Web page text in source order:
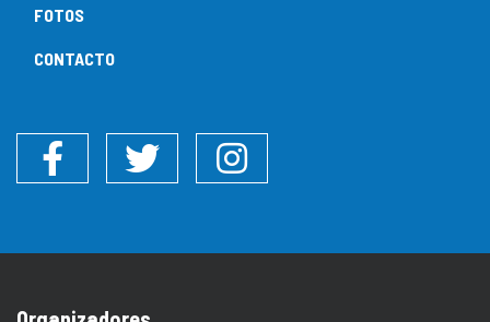
FOTOS
CONTACTO
Twitter Instagram